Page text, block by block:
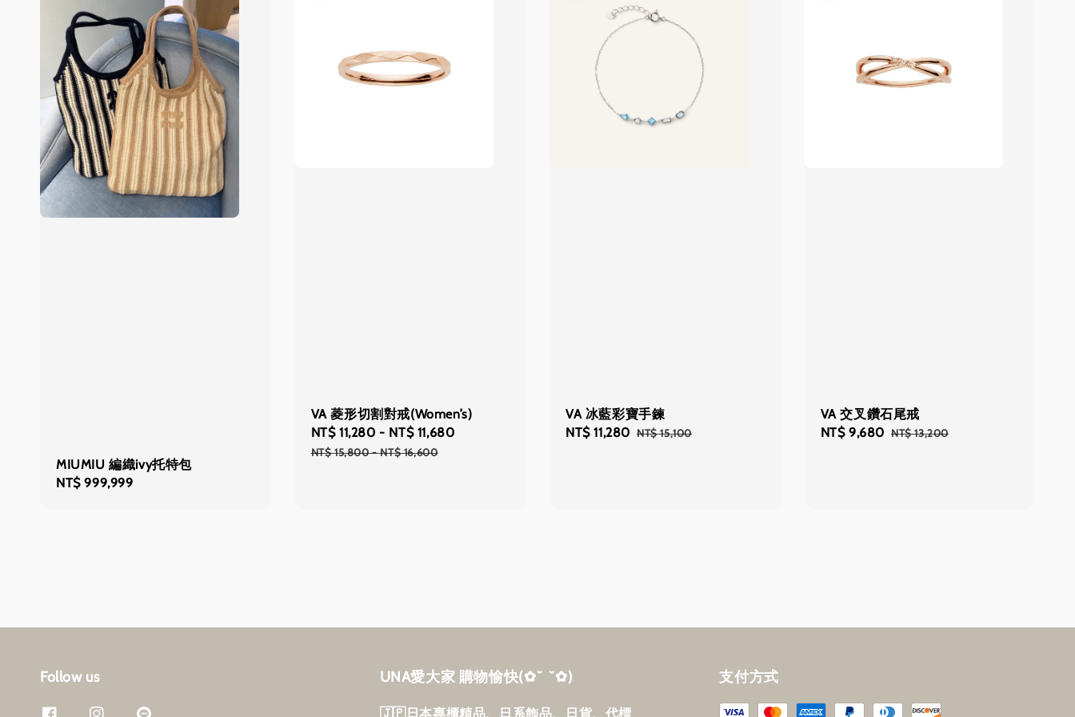
MIUMIU 編織ivy托特包
Regular
NT$ 999,999
VA 菱形切割對戒(Women’s)
Sale
price
NT$ 11,280 - NT$ 11,680
NT$ 15,800-NT$ 16,600
VA 冰藍彩寶手鍊
Sale
NT$ 11,280 Regular
NT$ 15,100
VA 交叉鑽石尾戒
Sale
NT$ 9,680 Regular
NT$ 13,200
Follow us UNA愛大家 購物愉快‎(✿˘ ˘✿)
🇯🇵日本專櫃精品、日系飾品、日貨、代標
支付方式